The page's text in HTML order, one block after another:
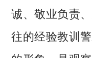
诚、敬业负责
往的经验教训